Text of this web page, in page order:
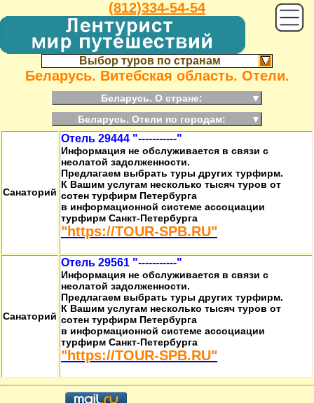
(812)334-54-54
Выбор туров по странам
Беларусь. Витебская область. Отели.
Беларусь. О стране:
▼
Беларусь. Отели по городам:
▼
Санаторий
Отель 29444 "-----------"
Информация не обслуживается в связи с
неолатой задолженности.
Предлагаем выбрать туры других турфирм.
К Вашим услугам несколько тысяч туров от
сотен турфирм Петербурга
в информационной системе ассоциации
турфирм Санкт-Петербурга
"https://TOUR-SPB.RU"
Санаторий
Отель 29561 "-----------"
Информация не обслуживается в связи с
неолатой задолженности.
Предлагаем выбрать туры других турфирм.
К Вашим услугам несколько тысяч туров от
сотен турфирм Петербурга
в информационной системе ассоциации
турфирм Санкт-Петербурга
"https://TOUR-SPB.RU"